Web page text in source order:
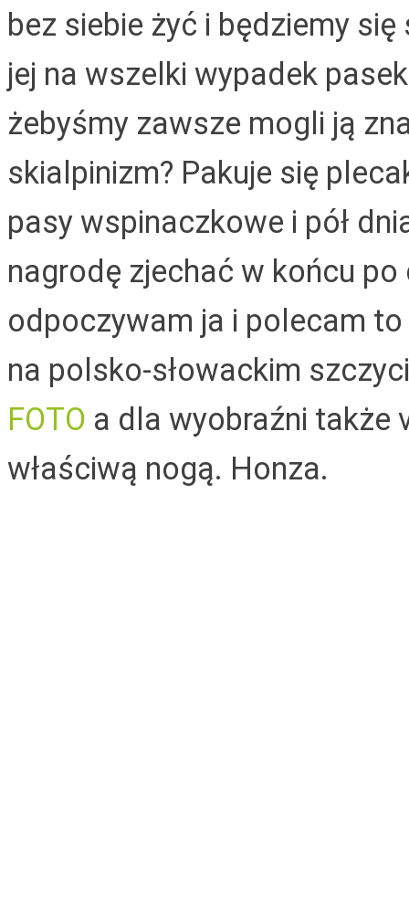
bez siebie żyć i będziemy
jej na wszelki wypadek
żebyśmy zawsze mogli ją
skialpinizm? Pakuje się
pasy wspinaczkowe i pół
nagrodę zjechać w końcu
odpoczywam ja i polecam
na polsko-słowackim
FOTO a dla wyobraźni także
właściwą nogą. Honza.